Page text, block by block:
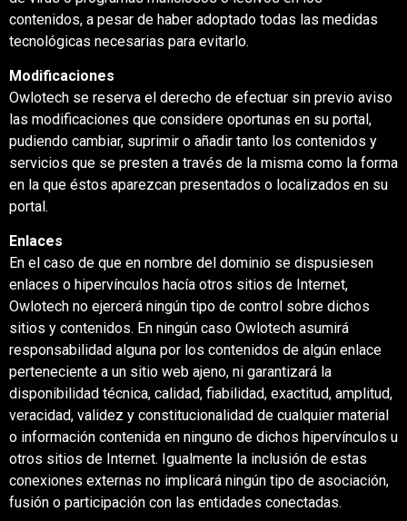
contenidos, a pesar de haber adoptado todas las medidas
tecnológicas necesarias para evitarlo.
Modificaciones
Owlotech se reserva el derecho de efectuar sin previo aviso
las modificaciones que considere oportunas en su portal,
pudiendo cambiar, suprimir o añadir tanto los contenidos y
servicios que se presten a través de la misma como la forma
en la que éstos aparezcan presentados o localizados en su
portal.
Enlaces
En el caso de que en nombre del dominio se dispusiesen
enlaces o hipervínculos hacía otros sitios de Internet,
Owlotech no ejercerá ningún tipo de control sobre dichos
sitios y contenidos. En ningún caso Owlotech asumirá
responsabilidad alguna por los contenidos de algún enlace
perteneciente a un sitio web ajeno, ni garantizará la
disponibilidad técnica, calidad, fiabilidad, exactitud, amplitud,
veracidad, validez y constitucionalidad de cualquier material
o información contenida en ninguno de dichos hipervínculos u
otros sitios de Internet. Igualmente la inclusión de estas
conexiones externas no implicará ningún tipo de asociación,
fusión o participación con las entidades conectadas.